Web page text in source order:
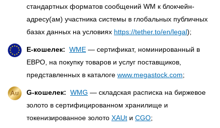
стандартных форматов сообщений WM к блокчейн-
адресу(ам) участника системы в глобальных публичных
базах данных на условиях https://tether.to/en/legal );
E-кошелек: WME — сертификат, номинированный в
ЕВРО, на покупку товаров и услуг поставщиков,
представленных в каталоге www.megastock.com;
G-кошелек: WMG — складская расписка на биржевое
золото в сертифицированном хранилище и
токенизированное золото XAUt и CGO;